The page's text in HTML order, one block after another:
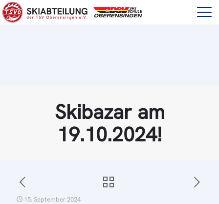
Skibazar am
19.10.2024!
15. September 2024